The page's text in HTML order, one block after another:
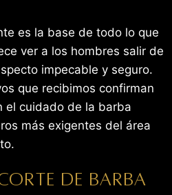
es la base de todo lo que
ver a los hombres salir de
impecable y seguro.
que recibimos confirman
el cuidado de la barba
más exigentes del área
de barba